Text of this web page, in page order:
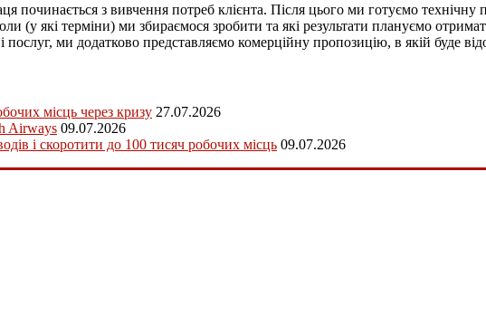
починається з вивчення потреб клієнта. Після цього ми готуємо
(у які терміни) ми збираємося зробити та які результати плануємо
послуг, ми додатково представляємо комерційну пропозицію, в якій буде
місць через кризу 27.07.2026
Airways 09.07.2026
і скоротити до 100 тисяч робочих місць 09.07.2026